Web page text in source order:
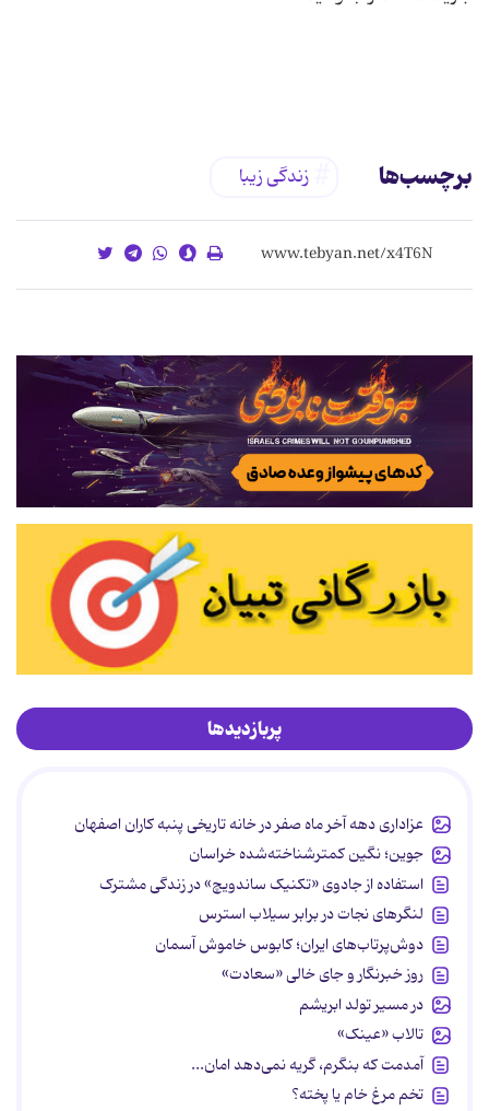
برچسب‌ها زندگی زیبا
پربازدیدها
عزاداری دهه آخر ماه صفر در خانه تاریخی پنبه کاران اصفهان
جوین؛ نگین کمترشناخته‌شده خراسان
استفاده از جادوی «تکنیک ساندویچ» در زندگی مشترک
لنگرهای نجات در برابر سیلاب استرس
دوش‌پرتاب‌های ایران؛ کابوس خاموش آسمان
روز خبرنگار و جای خالی «سعادت»
در مسیر تولد ابریشم
تالاب «عینک»
آمدمت که بنگرم، گریه نمی‌دهد امان...
تخم مرغ خام یا پخته؟